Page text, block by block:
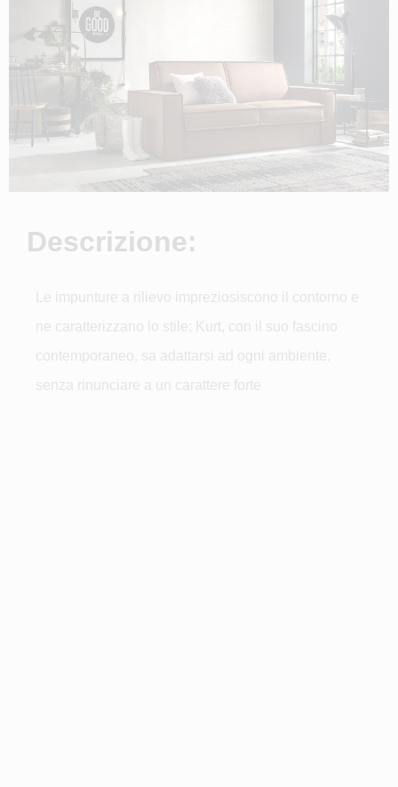
Descrizione:
Le impunture a rilievo impreziosiscono il contorno e
ne caratterizzano lo stile; Kurt, con il suo fascino
contemporaneo, sa adattarsi ad ogni ambiente,
senza rinunciare a un carattere forte